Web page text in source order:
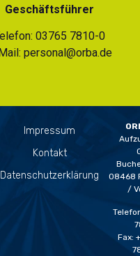
Geschäftsführer
03765 7810-0
personal@orba.de
Impressum
Kontakt
Datenschutzerklärung
08468
/
Fax: